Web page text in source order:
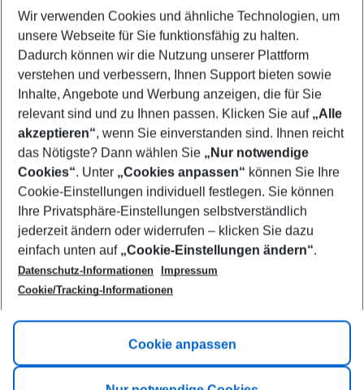
Select your date range
08/08/26–06/08/27 5-8 nights
Who will travel
2 adults No children
Show more filter
Footer
Footer navigation
Title A
Link A
Wir verwenden Cookies und ähnliche Technologien, um
unsere Webseite für Sie funktionsfähig zu halten.
Dadurch können wir die Nutzung unserer Plattform
verstehen und verbessern, Ihnen Support bieten sowie
Inhalte, Angebote und Werbung anzeigen, die für Sie
relevant sind und zu Ihnen passen. Klicken Sie auf „Alle
akzeptieren“, wenn Sie einverstanden sind. Ihnen reicht
das Nötigste? Dann wählen Sie „Nur notwendige
Cookies“. Unter „Cookies anpassen“ können Sie Ihre
Cookie-Einstellungen individuell festlegen. Sie können
Ihre Privatsphäre-Einstellungen selbstverständlich
jederzeit ändern oder widerrufen – klicken Sie dazu
einfach unten auf „Cookie-Einstellungen ändern“.
Datenschutz-Informationen
Impressum
Cookie/Tracking-Informationen
Cookie anpassen